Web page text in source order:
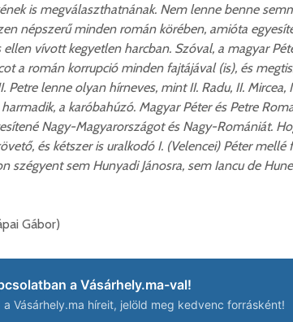
is megválaszthatnának. Nem lenne benne
népszerű minden román körében, amióta
vívott kegyetlen harcban. Szóval, a magyar
a román korrupció minden fajtájával (is), és
Petre lenne olyan hírneves, mint II. Radu, II. Mircea,
a karóbahúzó. Magyar Péter és Petre
Nagy-Magyarországot és Nagy-Romániát.
és kétszer is uralkodó I. (Velencei) Péter mellé
szégyent sem Hunyadi Jánosra, sem Iancu de
Gábor)
a Vásárhely.ma-val!
a Vásárhely.ma híreit, jelöld meg kedvenc forrásként!